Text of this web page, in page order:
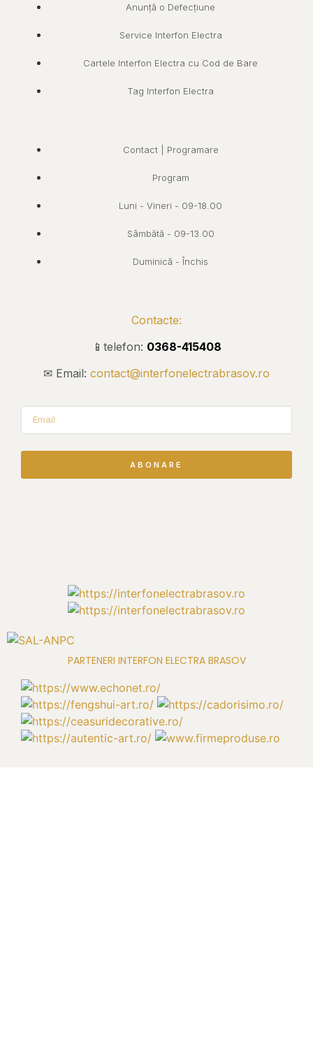
Anunță o Defecțiune
Service Interfon Electra
Cartele Interfon Electra cu Cod de Bare
Tag Interfon Electra
Contact | Programare
Program
Luni - Vineri - 09-18.00
Sâmbătă - 09-13.00
Duminică - Închis
Contacte:
📱telefon: 0368-415408
✉ Email: contact@interfonelectrabrasov.ro
ABONARE
PARTENERI INTERFON ELECTRA BRASOV